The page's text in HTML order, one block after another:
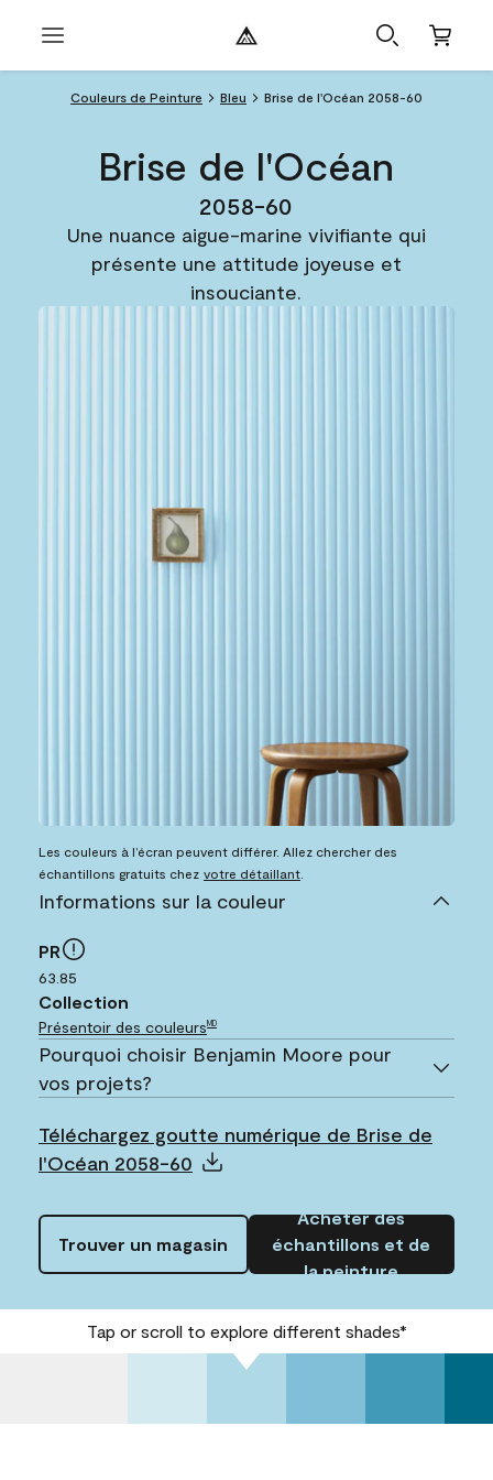
Couleurs de Peinture Bleu Brise de l'Océan 2058-60
Brise de l'Océan
2058-60
Une nuance aigue-marine vivifiante qui
présente une attitude joyeuse et
insouciante.
Les couleurs à l’écran peuvent différer. Allez chercher des
échantillons gratuits chez votre détaillant
Informations sur la couleur
PR
63.85
Collection
Présentoir des couleursMD
Pourquoi choisir Benjamin Moore pour
vos projets?
Téléchargez goutte numérique de Brise de
l'Océan 2058-60
Trouver un magasin
Acheter des
échantillons et de
la peinture
Tap or scroll to explore different shades*